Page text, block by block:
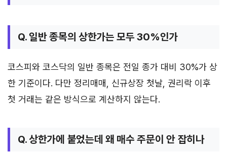
Q. 일반 종목의 상한가는 모두 30%인가
코스피와 코스닥의 일반 종목은 전일 종가 대비 30%가 상
한 기준이다. 다만 정리매매, 신규상장 첫날, 권리락 이후
첫 거래는 같은 방식으로 계산하지 않는다.
Q. 상한가에 붙었는데 왜 매수 주문이 안 잡히나